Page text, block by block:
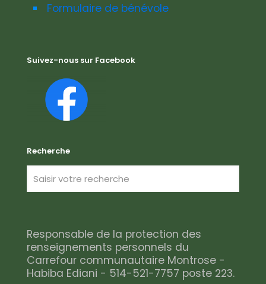
Formulaire de bénévole
Suivez-nous sur Facebook
Recherche
Responsable de la protection des
renseignements personnels du
Carrefour communautaire Montrose -
Habiba Ediani - 514-521-7757 poste 223.